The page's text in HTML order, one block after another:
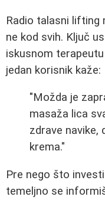
Radio talasni lifting
ne kod svih. Ključ
iskusnom
jedan korisnik kaže:
"Možda je
masaža lica
zdrave navike,
krema."
Pre nego što
temeljno se